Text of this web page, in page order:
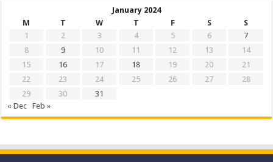
January 2024
M
T W T F S
S
1
2 3 4 5 6
7
8
9 10 11 12 13
14
15
16 17 18 19 20
21
22
23 24 25 26 27
28
29
30
31
« Dec
Feb »